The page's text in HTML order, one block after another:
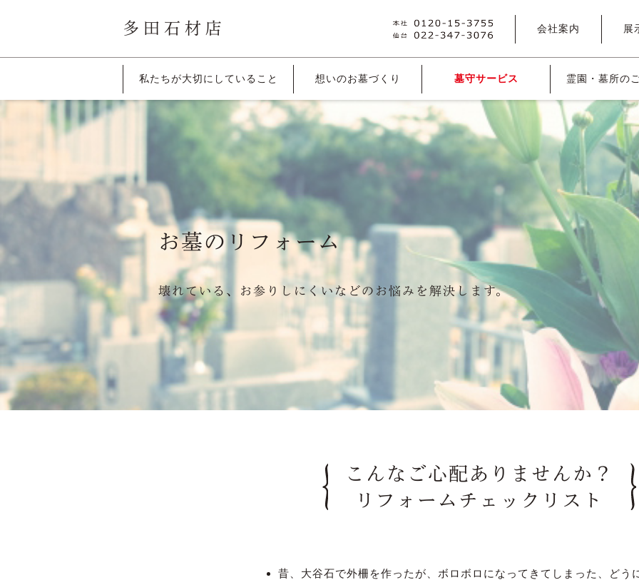
多田石材店 会社案内 展
私たちが大切に していること 想いのお墓づくり 墓守サービス 霊園・墓所の
お墓のリフォーム
壊れている、お参りしにくいなどのお悩みを解決します。
こんなご心配 ありませんか？
リフォーム チェックリスト
昔、大谷石で外柵を作ったが、ボロボロになってきてしまった、どう